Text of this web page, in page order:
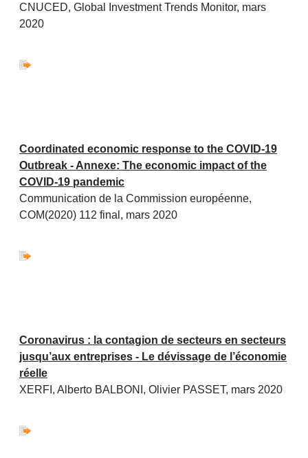
CNUCED, Global Investment Trends Monitor, mars
2020
Coordinated economic response to the COVID-19
Outbreak - Annexe: The economic impact of the
COVID-19 pandemic
Communication de la Commission européenne,
COM(2020) 112 final, mars 2020
Coronavirus : la contagion de secteurs en secteurs
jusqu’aux entreprises - Le dévissage de l’économie
réelle
XERFI, Alberto BALBONI, Olivier PASSET, mars 2020